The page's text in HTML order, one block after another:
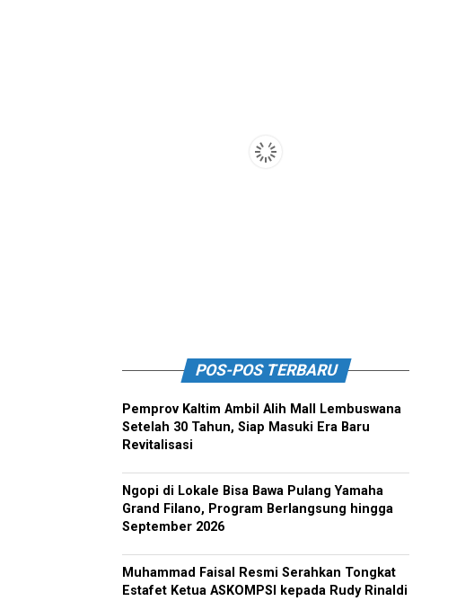
POS-POS TERBARU
Pemprov Kaltim Ambil Alih Mall Lembuswana
Setelah 30 Tahun, Siap Masuki Era Baru
Revitalisasi
Ngopi di Lokale Bisa Bawa Pulang Yamaha
Grand Filano, Program Berlangsung hingga
September 2026
Muhammad Faisal Resmi Serahkan Tongkat
Estafet Ketua ASKOMPSI kepada Rudy Rinaldi